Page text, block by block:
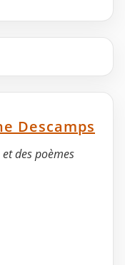
Descamps
des poèmes